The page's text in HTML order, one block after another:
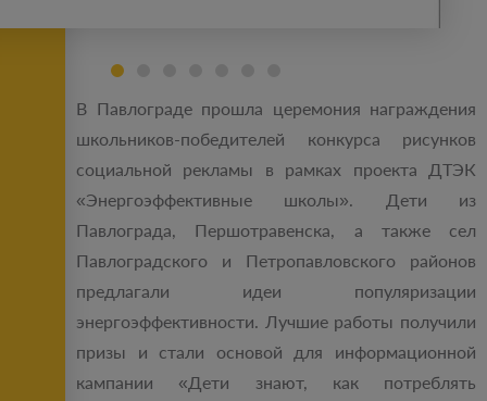
В Павлограде прошла церемония награждения
школьников-победителей конкурса рисунков
социальной рекламы в рамках проекта ДТЭК
«Энергоэффективные школы». Дети из
Павлограда, Першотравенска, а также сел
Павлоградского и Петропавловского районов
предлагали идеи популяризации
энергоэффективности. Лучшие работы получили
призы и стали основой для информационной
кампании «Дети знают, как потреблять